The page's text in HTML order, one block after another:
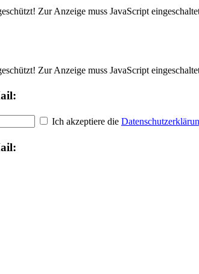
Zur Anzeige muss JavaScript
Zur Anzeige muss JavaScript
Ich akzeptiere die